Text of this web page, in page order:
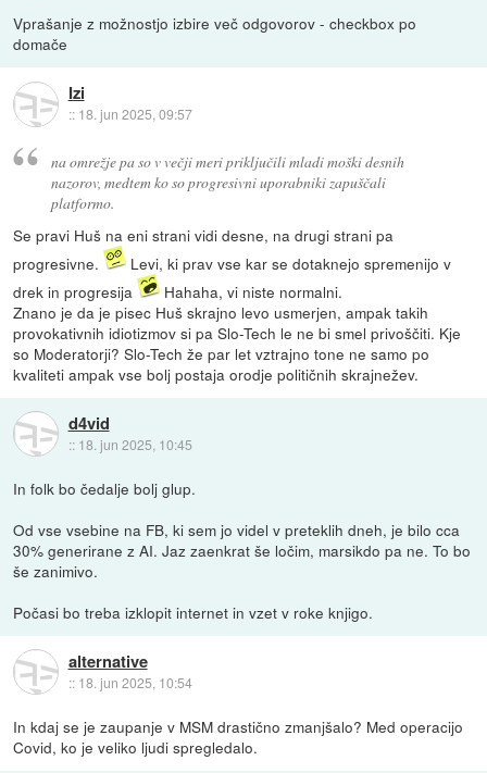
Vprašanje z možnostjo izbire več odgovorov - checkbox po
domače
Izi
:: 18. jun 2025, 09:57
na omrežje pa so v večji meri priključili mladi moški desnih
nazorov, medtem ko so progresivni uporabniki zapuščali
platformo.
Se pravi Huš na eni strani vidi desne, na drugi strani pa
progresivne.
Levi, ki prav vse kar se dotaknejo spremenijo v
drek in progresija
Hahaha, vi niste normalni.
Znano je da je pisec Huš skrajno levo usmerjen, ampak takih
provokativnih idiotizmov si pa Slo-Tech le ne bi smel privoščiti. Kje
so Moderatorji? Slo-Tech že par let vztrajno tone ne samo po
kvaliteti ampak vse bolj postaja orodje političnih skrajnežev.
d4vid
:: 18. jun 2025, 10:45
In folk bo čedalje bolj glup.
Od vse vsebine na FB, ki sem jo videl v preteklih dneh, je bilo cca
30% generirane z AI. Jaz zaenkrat še ločim, marsikdo pa ne. To bo
še zanimivo.
Počasi bo treba izklopit internet in vzet v roke knjigo.
alternative
:: 18. jun 2025, 10:54
In kdaj se je zaupanje v MSM drastično zmanjšalo? Med operacijo
Covid, ko je veliko ljudi spregledalo.